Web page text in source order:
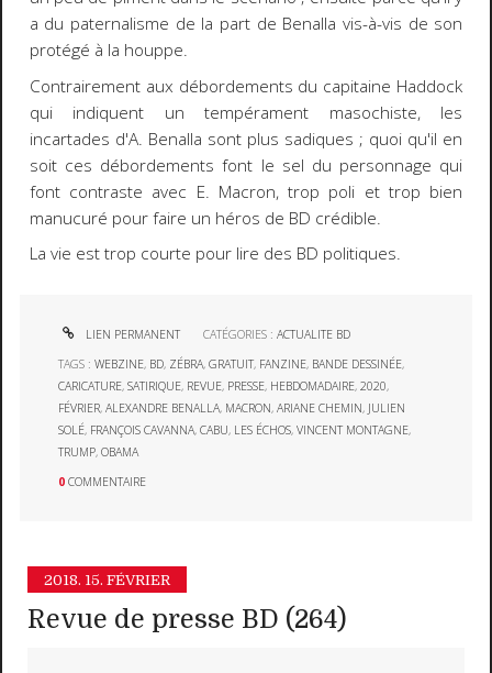
a du paternalisme de la part de Benalla vis-à-vis de son
protégé à la houppe.
Contrairement aux débordements du capitaine Haddock
qui indiquent un tempérament masochiste, les
incartades d'A. Benalla sont plus sadiques ; quoi qu'il en
soit ces débordements font le sel du personnage qui
font contraste avec E. Macron, trop poli et trop bien
manucuré pour faire un héros de BD crédible.
La vie est trop courte pour lire des BD politiques.
LIEN PERMANENT CATÉGORIES :ACTUALITE BD
TAGS :WEBZINE, BD, ZÉBRA,GRATUIT, FANZINE, BANDE DESSINÉE,
CARICATURE,SATIRIQUE, REVUE, PRESSE, HEBDOMADAIRE,2020,
FÉVRIER,ALEXANDRE BENALLA, MACRON,ARIANE CHEMIN, JULIEN
SOLÉ, FRANÇOIS CAVANNA,CABU, LES ÉCHOS,VINCENT MONTAGNE,
TRUMP,OBAMA
0 COMMENTAIRE
2018. 15. FÉVRIER
Revue de presse BD (264)